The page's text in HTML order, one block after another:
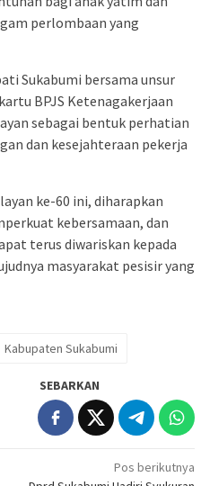
perlombaan yang
Sukabumi bersama unsur
BPJS Ketenagakerjaan
sebagai bentuk perhatian
dan kesejahteraan pekerja
ke-60 ini, diharapkan
kebersamaan, dan
terus diwariskan kepada
masyarakat pesisir yang
Kabupaten Sukabumi
SEBARKAN
Pos berikutnya